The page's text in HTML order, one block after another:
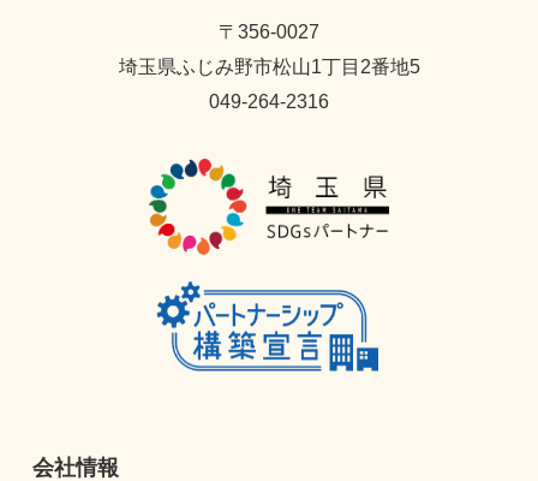
〒356-0027
埼玉県ふじみ野市松山1丁目2番地5
049-264-2316
会社情報